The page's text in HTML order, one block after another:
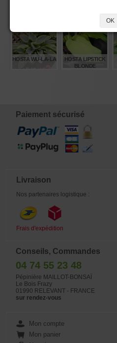
12,00€ €
HOSTA WU-LA-LA
HOSTA LIPSTICK
BLONDE
Paiement sécurisé
Livraison
Nos partenaires logistique :
Frais d'expédition
Conseils, Commandes
04 74 55 23 48
Pépinière MAILLOT-BONSAÏ
Le Bois Frazy
01990 RELEVANT - FRANCE
sur rendez-vous
Mon compte
Mon panier
OK